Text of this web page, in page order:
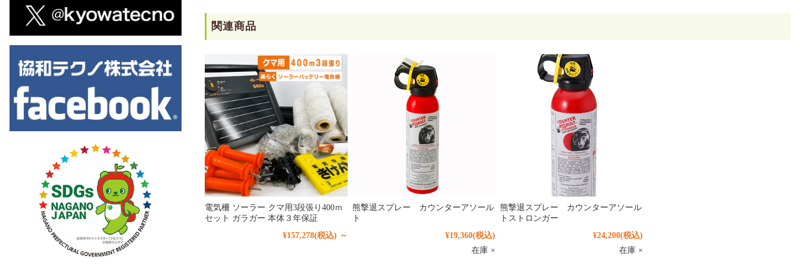
関連商品
電気柵 ソーラー クマ用3段張り400ｍ
セット ガラガー 本体３年保証
¥157,278(税込) ～
熊撃退スプレー カウンターアソール
ト
¥19,360(税込)
在庫 ×
熊撃退スプレー カウンターアソール
トストロンガー
¥24,200(税込)
在庫 ×